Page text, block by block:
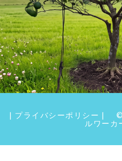
| プライバシーポリシー | ©
ルワーカ